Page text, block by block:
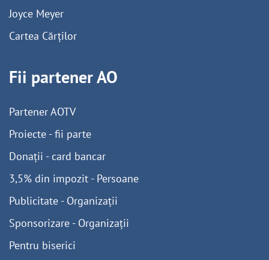
Joyce Meyer
Cartea Cărților
Fii partener AO
Partener AOTV
Proiecte - fii parte
Donații - card bancar
3,5% din impozit - Persoane
Publicitate - Organizații
Sponsorizare - Organizații
Pentru biserici